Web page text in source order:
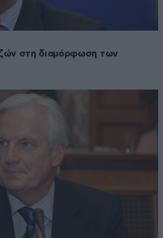
στη διαμόρφωση των